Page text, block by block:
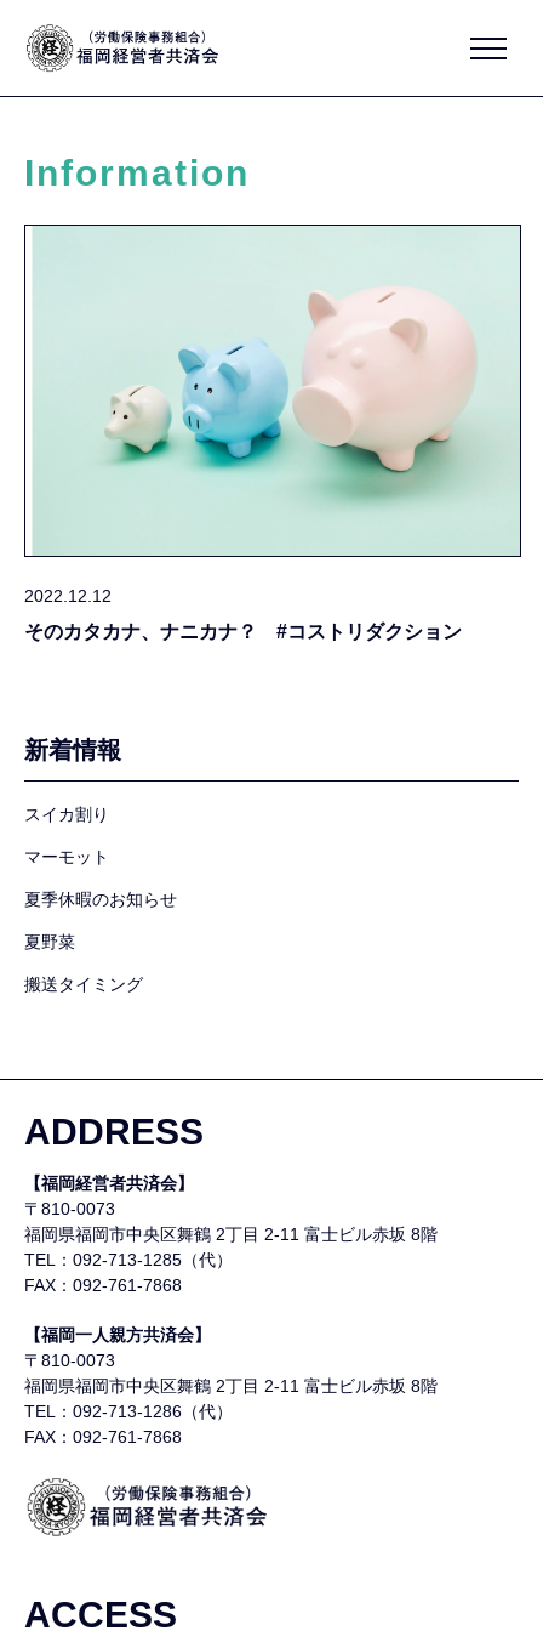
Information
2022.12.12
そのカタカナ、ナニカナ？ #コストリダクション
新着情報
スイカ割り
マーモット
夏季休暇のお知らせ
夏野菜
搬送タイミング
ADDRESS
【福岡経営者共済会】
〒810-0073
福岡県福岡市中央区舞鶴 2丁目 2-11 富士ビル赤坂 8階
TEL：092-713-1285（代）
FAX：092-761-7868
【福岡一人親方共済会】
〒810-0073
福岡県福岡市中央区舞鶴 2丁目 2-11 富士ビル赤坂 8階
TEL：092-713-1286（代）
FAX：092-761-7868
ACCESS